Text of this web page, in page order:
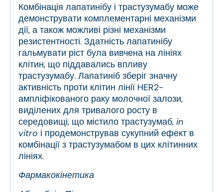
Комбінація лапатинібу і трастузумабу може
демонструвати комплементарні механізми
дії, а також можливі різні механізми
резистентності. Здатність лапатинібу
гальмувати ріст була вивчена на лініях
клітин, що піддавались впливу
трастузумабу. Лапатиніб зберіг значну
активність проти клітин лінії HER2-
ампліфікованого раку молочної залози,
виділених для тривалого росту в
середовищі, що містило трастузумаб, in
vitro і продемонстрував сукупний ефект в
комбінації з трастузумабом в цих клітинних
лініях.
Фармакокінетика